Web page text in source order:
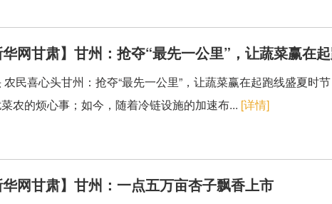
华网甘肃】甘州：抢夺“最先一公里”，让蔬菜赢在
民喜心头甘州：抢夺“最先一公里”，让蔬菜赢在起跑线盛夏
农的烦心事；如今，随着冷链设施的加速布... [详情]
华网甘肃】甘州：一点五万亩杏子飘香上市